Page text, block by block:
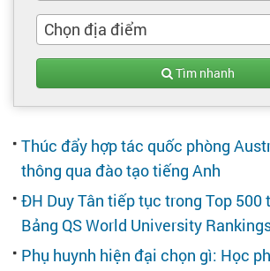
Tìm việc làm
Nhà tuyển dụng
Chọn địa điểm
Tìm nhanh
Thúc đẩy hợp tác quốc phòng
thông qua đào tạo tiếng Anh
ĐH Duy Tân tiếp tục trong Top 500
Bảng QS World University
Phụ huynh hiện đại chọn gì: Học